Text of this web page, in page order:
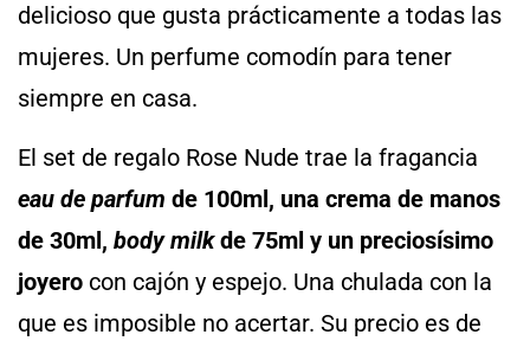
delicioso que gusta prácticamente a todas las
mujeres. Un perfume comodín para tener
siempre en casa.
El set de regalo Rose Nude trae la fragancia
eau de parfum de 100ml, una crema de manos
de 30ml, body milkde 75ml y un preciosísimo
joyero con cajón y espejo. Una chulada con la
que es imposible no acertar. Su precio es de